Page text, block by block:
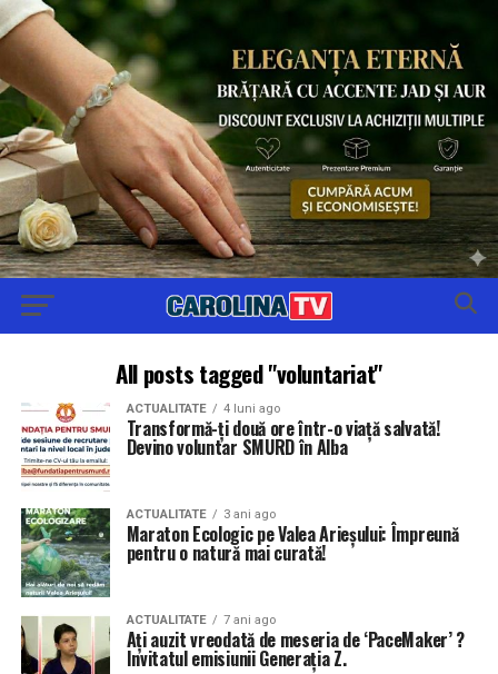
All posts tagged "voluntariat"
ACTUALITATE 4 luni ago
Transformă-ți două ore într-o viață salvată!
Devino voluntar SMURD în Alba
ACTUALITATE 3 ani ago
Maraton Ecologic pe Valea Arieșului: Împreună
pentru o natură mai curată!
ACTUALITATE 7 ani ago
Aţi auzit vreodată de meseria de ‘PaceMaker’ ?
Invitatul emisiunii Generaţia Z.